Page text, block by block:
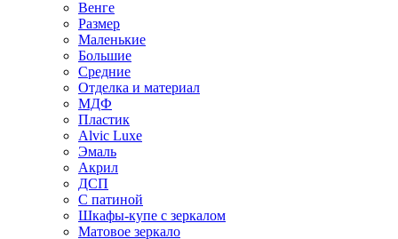
Венге
Размер
Маленькие
Большие
Средние
Отделка и материал
МДФ
Пластик
Alvic Luxe
Эмаль
Акрил
ДСП
С патиной
Шкафы-купе с зеркалом
Матовое зеркало